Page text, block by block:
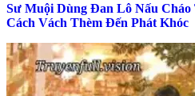
Sư Muội Dùng Đan Lô Nấu
Cách Vách Thèm Đến Phát Khóc